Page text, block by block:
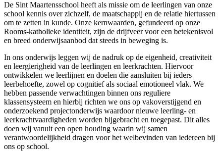
De Sint Maartensschool heeft als missie om de leerlingen van onze
school kennis over zichzelf, de maatschappij en de relatie hiertussen
om te zetten in kunde. Onze kernwaarden, gefundeerd op onze
Rooms-katholieke identiteit, zijn de drijfveer voor een betekenisvol
en breed onderwijsaanbod dat steeds in beweging is.
In ons onderwijs leggen wij de nadruk op de eigenheid, creativiteit
en leergierigheid van de leerlingen en leerkrachten. Hiervoor
ontwikkelen we leerlijnen en doelen die aansluiten bij ieders
leerbehoefte, zowel op cognitief als sociaal emotioneel vlak. We
hebben passende verwachtingen binnen ons reguliere
klassensysteem en hierbij richten we ons op vakoverstijgend en
onderzoekend projectonderwijs waardoor nieuwe leerling- en
leerkrachtvaardigheden worden bijgebracht en toegepast. Dit alles
doen wij vanuit een open houding waarin wij samen
verantwoordelijkheid dragen voor het welbevinden van iedereen bij
ons op school.